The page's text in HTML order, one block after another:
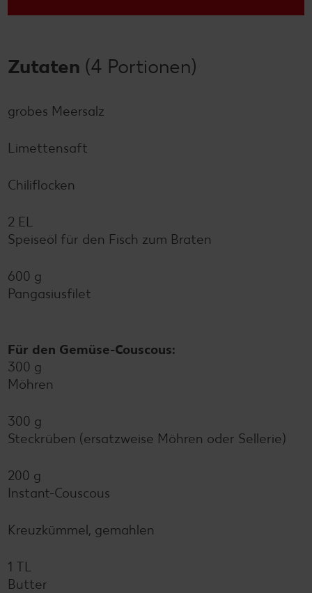
Zutaten (4 Portionen)
grobes Meersalz
Limettensaft
Chiliflocken
2 EL
Speiseöl für den Fisch zum Braten
600 g
Pangasiusfilet
Für den Gemüse-Couscous:
300 g
Möhren
300 g
Steckrüben (ersatzweise Möhren oder Sellerie)
200 g
Instant-Couscous
Kreuzkümmel, gemahlen
1 TL
Butter